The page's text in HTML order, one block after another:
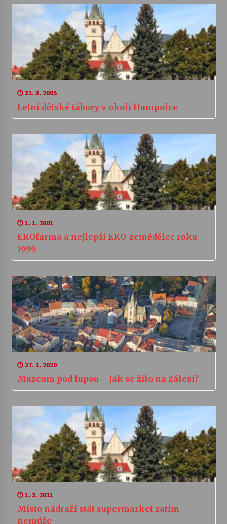
31. 3. 2005
Letní dětské tábory v okolí Humpolce
1. 1. 2001
EKOfarma a nejlepší EKO-zemědělec roku
1999
27. 1. 2020
Muzeum pod lupou – Jak se žilo na Zálesí?
1. 3. 2011
Místo nádraží stát supermarket zatím
nemůže